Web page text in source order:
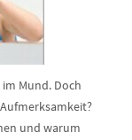
Mund. Doch
und warum